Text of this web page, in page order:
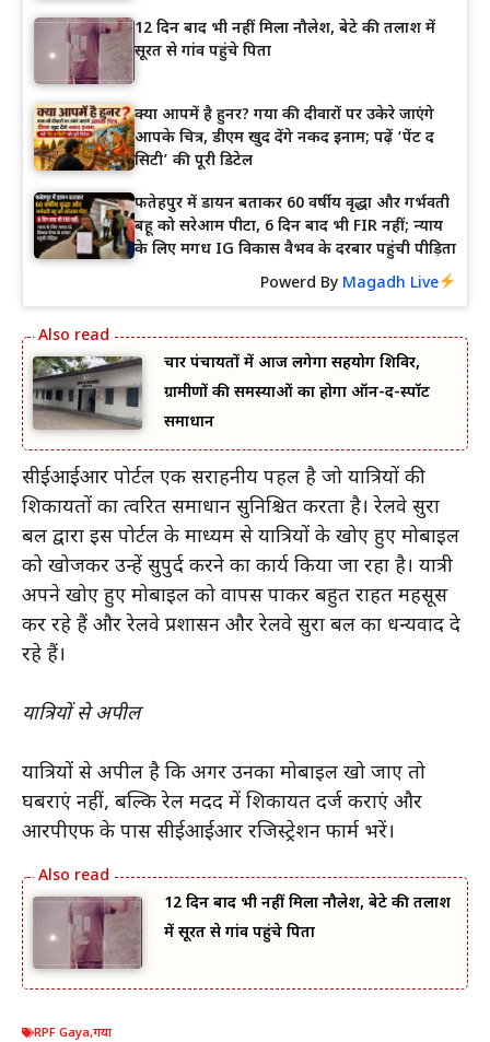
12 दिन बाद भी नहीं मिला नौलेश, बेटे की तलाश में
सूरत से गांव पहुंचे पिता
क्या आपमें है हुनर? गया की दीवारों पर उकेरे जाएंगे
आपके चित्र, डीएम खुद देंगे नकद इनाम; पढ़ें ‘पेंट द
सिटी’ की पूरी डिटेल
फतेहपुर में डायन बताकर 60 वर्षीय वृद्धा और गर्भवती
बहू को सरेआम पीटा, 6 दिन बाद भी FIR नहीं; न्याय
के लिए मगध IG विकास वैभव के दरबार पहुंची पीड़िता
Powerd By Magadh Live
चार पंचायतों में आज लगेगा सहयोग शिविर,
ग्रामीणों की समस्याओं का होगा ऑन-द-स्पॉट
समाधान
सीईआईआर पोर्टल एक सराहनीय पहल है जो यात्रियों की
शिकायतों का त्वरित समाधान सुनिश्चित करता है। रेलवे सुरक्षा
बल द्वारा इस पोर्टल के माध्यम से यात्रियों के खोए हुए मोबाइल
को खोजकर उन्हें सुपुर्द करने का कार्य किया जा रहा है। यात्री
अपने खोए हुए मोबाइल को वापस पाकर बहुत राहत महसूस
कर रहे हैं और रेलवे प्रशासन और रेलवे सुरक्षा बल का धन्यवाद दे
रहे हैं।
यात्रियों से अपील
यात्रियों से अपील है कि अगर उनका मोबाइल खो जाए तो
घबराएं नहीं, बल्कि रेल मदद में शिकायत दर्ज कराएं और
आरपीएफ के पास सीईआईआर रजिस्ट्रेशन फार्म भरें।
12 दिन बाद भी नहीं मिला नौलेश, बेटे की तलाश
में सूरत से गांव पहुंचे पिता
RPF Gaya,गया